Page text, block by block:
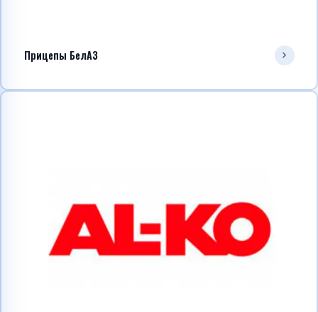
Прицепы БелАЗ